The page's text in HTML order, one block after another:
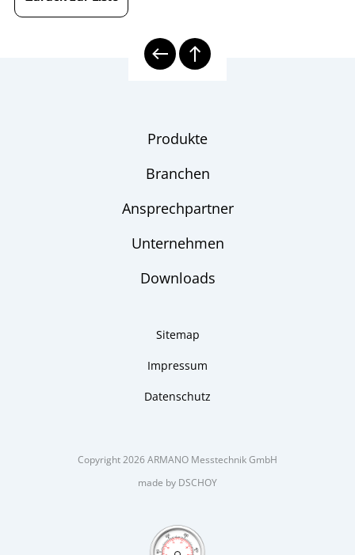
8000E | Elektrische
Temperaturmesstechnik
Produkte
Branchen
Ansprechpartner
Unternehmen
Downloads
Sitemap
Impressum
Datenschutz
Copyright 2026 ARMANO Messtechnik GmbH
made by DSCHOY